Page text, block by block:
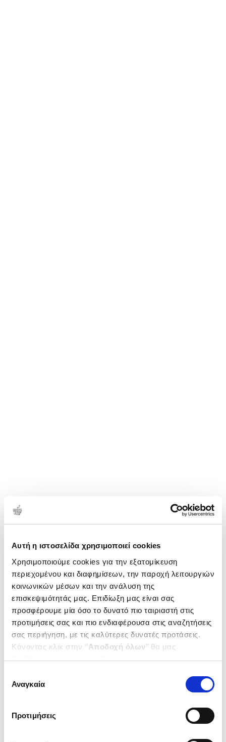
Αυτή η ιστοσελίδα χρησιμοποιεί cookies
Χρησιμοποιούμε cookies για την εξατομίκευση
περιεχομένου και διαφημίσεων, την παροχή λειτουργιών
κοινωνικών μέσων και την ανάλυση της
επισκεψιμότητάς μας. Επιδίωξη μας είναι σας
προσφέρουμε μία όσο το δυνατό πιο ταιριαστή στις
προτιμήσεις σας και πιο ενδιαφέρουσα στις αναζητήσεις
σας περιήγηση, με τις καλύτερες δυνατές προτάσεις.
Κάνοντας κλικ στην ‘’Αποδοχή όλων’’ θα μας
βοηθήσετε να ανταποκριθούμε στα παραπάνω.
ενδιαφέρουν και να επιλέξετε από τα παρακάτω με την
΄΄και να ενημερωθείτε σχετικά με
συγκατάθεσης
Αναγκαία
Προτιμήσεις